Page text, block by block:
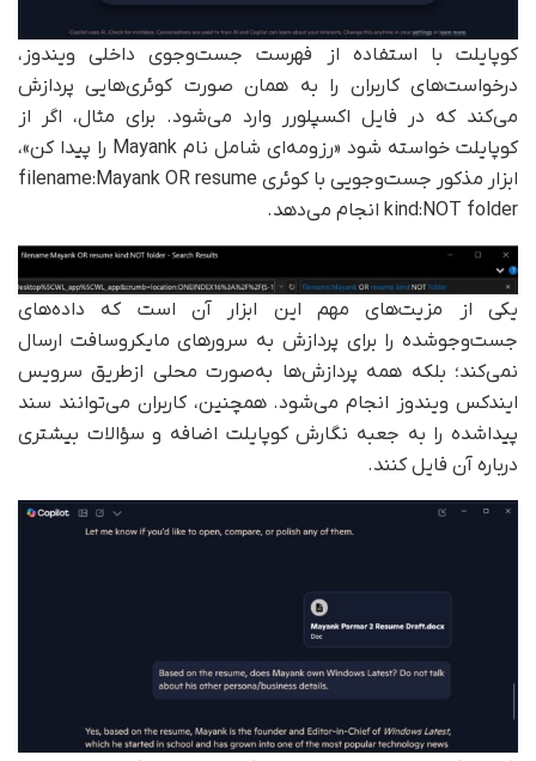
کوپایلت با استفاده از فهرست جست‌وجوی داخلی ویندوز،
درخواست‌های کاربران را به همان صورت کوئری‌هایی پردازش
می‌کند که در فایل اکسپلورر وارد می‌شود. برای مثال، اگر از
کوپایلت خواسته شود «رزومه‌ای شامل نام Mayank را پیدا کن»،
ابزار مذکور جست‌وجویی با کوئری filename:Mayank OR resume
kind:NOT folder انجام می‌دهد.
یکی از مزیت‌های مهم این ابزار آن است که داده‌های
جست‌وجوشده را برای پردازش به سرورهای مایکروسافت ارسال
نمی‌کند؛ بلکه همه پردازش‌ها به‌صورت محلی ازطریق سرویس
ایندکس ویندوز انجام می‌شود. همچنین، کاربران می‌توانند سند
پیداشده را به جعبه نگارش کوپایلت اضافه و سؤالات بیشتری
درباره آن فایل کنند.